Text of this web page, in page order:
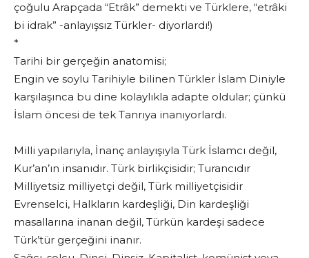
çoğulu Arapçada “Etrâk” demekti ve Türklere, “etrâki
bi idrak” -anlayışsız Türkler- diyorlardı!)
*
Tarihi bir gerçeğin anatomisi;
Engin ve soylu Tarihiyle bilinen Türkler İslam Diniyle
karşılaşınca bu dine kolaylıkla adapte oldular; çünkü
İslam öncesi de tek Tanrıya inanıyorlardı.
Milli yapılarıyla, İnanç anlayışıyla Türk İslamcı değil,
Kur’an’ın insanıdır. Türk birlikçisidir; Turancıdır
Milliyetsiz milliyetçi değil, Türk milliyetçisidir
Evrenselci, Halkların kardeşliği, Din kardeşliği
masallarına inanan değil, Türkün kardeşi sadece
Türk’tür gerçeğini inanır.